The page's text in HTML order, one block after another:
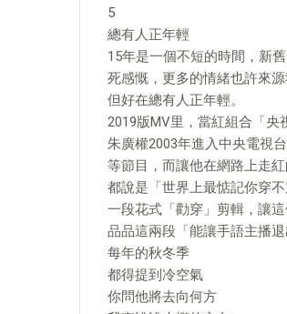
5
總有人正年輕
15年是一個不短的時間，新
死感慨，更多的情緒也許來
但好在總有人正年輕。
2019版MV里，當紅組合「央
朱廣權2003年進入中央電視
等節目，而讓他在網路上走
都說是「世界上最惦記你穿
一段花式「勸穿」剪輯，讓
品品這兩段「能讓手語主播退
每年的秋冬季
都得提到冷空氣
你問他將去向何方